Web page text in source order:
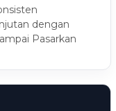
dengan
Pasarkan